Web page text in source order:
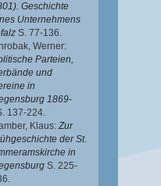
Geschichte
Unternehmens
S. 77-136.
Werner:
Parteien,
und
in
1869-
137-224.
Klaus:Zur
der St.
in
S. 225-